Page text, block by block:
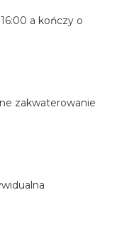
a kończy o
zakwaterowanie